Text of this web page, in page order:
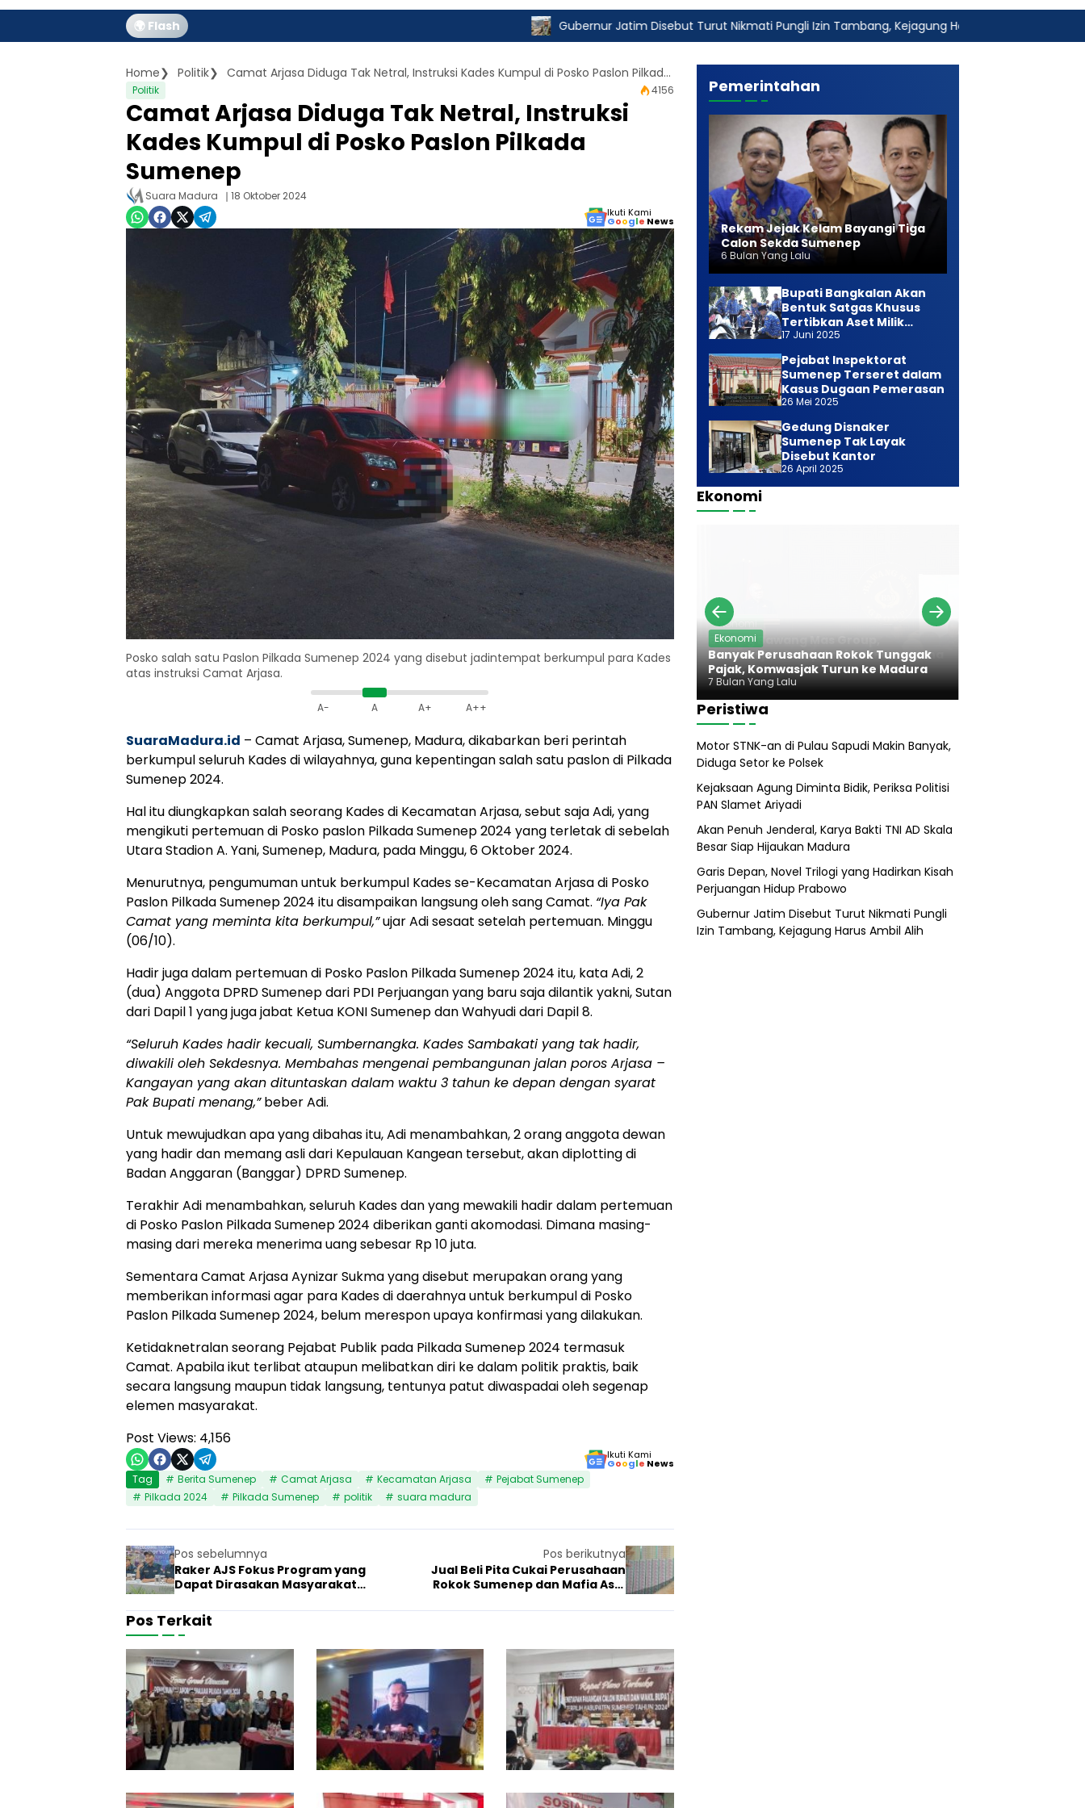
🌍 Flash Gubernur Jatim Disebut Turut Nikmati Pungli Izin Tambang, Kejagung Harus Ambil Alih
Home Politik Camat Arjasa Diduga Tak Netral, Instruksi Kades Kumpul di Posko Paslon Pilkada Sumenep
Politik 4156
Camat Arjasa Diduga Tak Netral, Instruksi
Kades Kumpul di Posko Paslon Pilkada
Sumenep
Suara Madura 18 Oktober 2024
Ikuti Kami
Google News
Posko salah satu Paslon Pilkada Sumenep 2024 yang disebut jadintempat berkumpul para Kades
atas instruksi Camat Arjasa.
A- A A+ A++
SuaraMadura.id – Camat Arjasa, Sumenep, Madura, dikabarkan beri perintah
berkumpul seluruh Kades di wilayahnya, guna kepentingan salah satu paslon di Pilkada
Sumenep 2024.
Hal itu diungkapkan salah seorang Kades di Kecamatan Arjasa, sebut saja Adi, yang
mengikuti pertemuan di Posko paslon Pilkada Sumenep 2024 yang terletak di sebelah
Utara Stadion A. Yani, Sumenep, Madura, pada Minggu, 6 Oktober 2024.
Menurutnya, pengumuman untuk berkumpul Kades se-Kecamatan Arjasa di Posko
Paslon Pilkada Sumenep 2024 itu disampaikan langsung oleh sang Camat. “Iya Pak
Camat yang meminta kita berkumpul,”ujar Adi sesaat setelah pertemuan. Minggu
(06/10).
Hadir juga dalam pertemuan di Posko Paslon Pilkada Sumenep 2024 itu, kata Adi, 2
(dua) Anggota DPRD Sumenep dari PDI Perjuangan yang baru saja dilantik yakni, Sutan
dari Dapil 1 yang juga jabat Ketua KONI Sumenep dan Wahyudi dari Dapil 8.
“Seluruh Kades hadir kecuali, Sumbernangka. Kades Sambakati yang tak hadir,
diwakili oleh Sekdesnya. Membahas mengenai pembangunan jalan poros Arjasa –
Kangayan yang akan dituntaskan dalam waktu 3 tahun ke depan dengan syarat
Pak Bupati menang,”beber Adi.
Untuk mewujudkan apa yang dibahas itu, Adi menambahkan, 2 orang anggota dewan
yang hadir dan memang asli dari Kepulauan Kangean tersebut, akan diplotting di
Badan Anggaran (Banggar) DPRD Sumenep.
Terakhir Adi menambahkan, seluruh Kades dan yang mewakili hadir dalam pertemuan
di Posko Paslon Pilkada Sumenep 2024 diberikan ganti akomodasi. Dimana masing-
masing dari mereka menerima uang sebesar Rp 10 juta.
Sementara Camat Arjasa Aynizar Sukma yang disebut merupakan orang yang
memberikan informasi agar para Kades di daerahnya untuk berkumpul di Posko
Paslon Pilkada Sumenep 2024, belum merespon upaya konfirmasi yang dilakukan.
Ketidaknetralan seorang Pejabat Publik pada Pilkada Sumenep 2024 termasuk
Camat. Apabila ikut terlibat ataupun melibatkan diri ke dalam politik praktis, baik
secara langsung maupun tidak langsung, tentunya patut diwaspadai oleh segenap
elemen masyarakat.
Post Views: 4,156
Ikuti Kami
Google News
Tag Berita Sumenep Camat Arjasa Kecamatan Arjasa
Pejabat Sumenep
Pilkada 2024
Pilkada Sumenep politik suara madura
Pos sebelumnya
Raker AJS Fokus Program yang
Dapat Dirasakan Masyarakat
Pos berikutnya
Jual Beli Pita Cukai Perusahaan
Rokok Sumenep dan Mafia Asal
Pos Terkait
Politik
P
U
S
u
m
n
27 Februari 2025 Politik
7 Februari 2025
K
P
U
S
u
m
n
6 Februari 2025
Pemerintahan
Rekam Jejak Kelam Bayangi Tiga
Calon Sekda Sumenep
6 Bulan Yang Lalu
Bupati Bangkalan Akan
Bentuk Satgas Khusus
Tertibkan Aset Milik
Daerah
17 Juni 2025
Pejabat Inspektorat
Sumenep Terseret dalam
Kasus Dugaan Pemerasan
26 Mei 2025
Gedung Disnaker
Sumenep Tak Layak
Disebut Kantor
26 April 2025
Ekonomi
Ekonomi
Banyak Perusahaan Rokok Tunggak
Pajak, Komwasjak Turun ke Madura
7 Bulan Yang Lalu
Peristiwa
Motor STNK-an di Pulau Sapudi Makin Banyak,
Diduga Setor ke Polsek
Kejaksaan Agung Diminta Bidik, Periksa Politisi
PAN Slamet Ariyadi
Akan Penuh Jenderal, Karya Bakti TNI AD Skala
Besar Siap Hijaukan Madura
Garis Depan, Novel Trilogi yang Hadirkan Kisah
Perjuangan Hidup Prabowo
Gubernur Jatim Disebut Turut Nikmati Pungli
Izin Tambang, Kejagung Harus Ambil Alih